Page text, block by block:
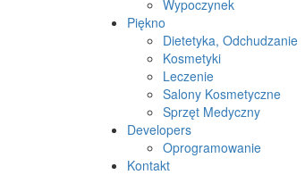
Wypoczynek
Piękno
Dietetyka, Odchudzanie
Kosmetyki
Leczenie
Salony Kosmetyczne
Sprzęt Medyczny
Developers
Oprogramowanie
Kontakt